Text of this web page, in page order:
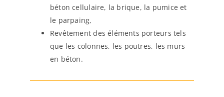
béton cellulaire, la brique, la pumice et
le parpaing,
Revêtement des éléments porteurs tels
que les colonnes, les poutres, les murs
en béton.